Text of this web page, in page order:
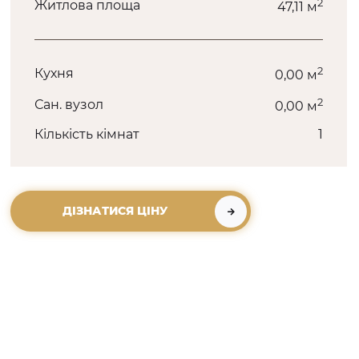
Житлова площа 47,11 м
Кухня 0,00 м2
Сан. вузол 0,00 м2
Кількість кімнат 1
ДІЗНАТИСЯ ЦІНУ